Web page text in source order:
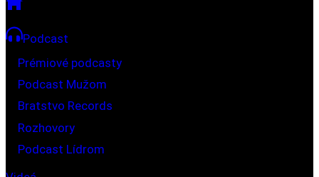
Podcast
Prémiové podcasty
Podcast Mužom
Bratstvo Records
Rozhovory
Podcast Lídrom